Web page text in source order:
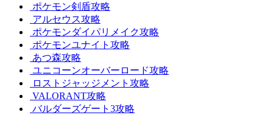
ポケモン剣盾攻略
アルセウス攻略
ポケモンダイパリメイク攻略
ポケモンユナイト攻略
あつ森攻略
ユニコーンオーバーロード攻略
ロストジャッジメント攻略
VALORANT攻略
バルダーズゲート3攻略